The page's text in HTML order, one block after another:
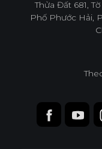
Thửa Đất 681,
Phố Phước Hải,